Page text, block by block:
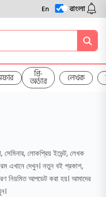
En বাংলা
প্রি-
অর্ডার লেখক
লোকপ্রিয় ইভেন্ট, লেখক
এখানে দেখুন। নতুন বই প্রকাশ,
নিয়মিত আপডেট করা হয়। আমাদের